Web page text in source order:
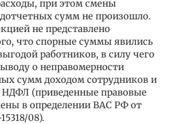
при этом смены
сумм не произошло.
не представлено
что спорные суммы явились
работников, в силу чего
о неправомерности
сумм доходом сотрудников и
НДФЛ (приведенные правовые
в определении ВАС РФ от
08).